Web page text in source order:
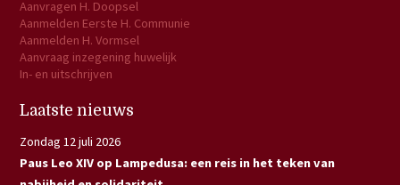
Aanvragen H. Doopsel
Aanmelden Eerste H. Communie
Aanmelden H. Vormsel
Aanvraag inzegening huwelijk
In- en uitschrijven
Laatste nieuws
Zondag 12 juli 2026
Paus Leo XIV op Lampedusa: een reis in het teken van